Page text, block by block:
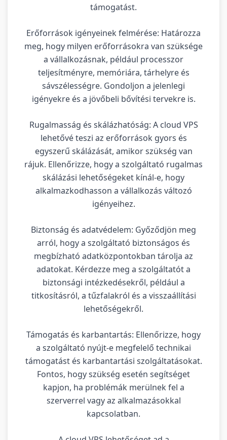
támogatást.
Erőforrások igényeinek felmérése: Határozza
meg, hogy milyen erőforrásokra van szüksége
a vállalkozásnak, például processzor
teljesítményre, memóriára, tárhelyre és
sávszélességre. Gondoljon a jelenlegi
igényekre és a jövőbeli bővítési tervekre is.
Rugalmasság és skálázhatóság: A cloud VPS
lehetővé teszi az erőforrások gyors és
egyszerű skálázását, amikor szükség van
rájuk. Ellenőrizze, hogy a szolgáltató rugalmas
skálázási lehetőségeket kínál-e, hogy
alkalmazkodhasson a vállalkozás változó
igényeihez.
Biztonság és adatvédelem: Győződjön meg
arról, hogy a szolgáltató biztonságos és
megbízható adatközpontokban tárolja az
adatokat. Kérdezze meg a szolgáltatót a
biztonsági intézkedésekről, például a
titkosításról, a tűzfalakról és a visszaállítási
lehetőségekről.
Támogatás és karbantartás: Ellenőrizze, hogy
a szolgáltató nyújt-e megfelelő technikai
támogatást és karbantartási szolgáltatásokat.
Fontos, hogy szükség esetén segítséget
kapjon, ha problémák merülnek fel a
szerverrel vagy az alkalmazásokkal
kapcsolatban.